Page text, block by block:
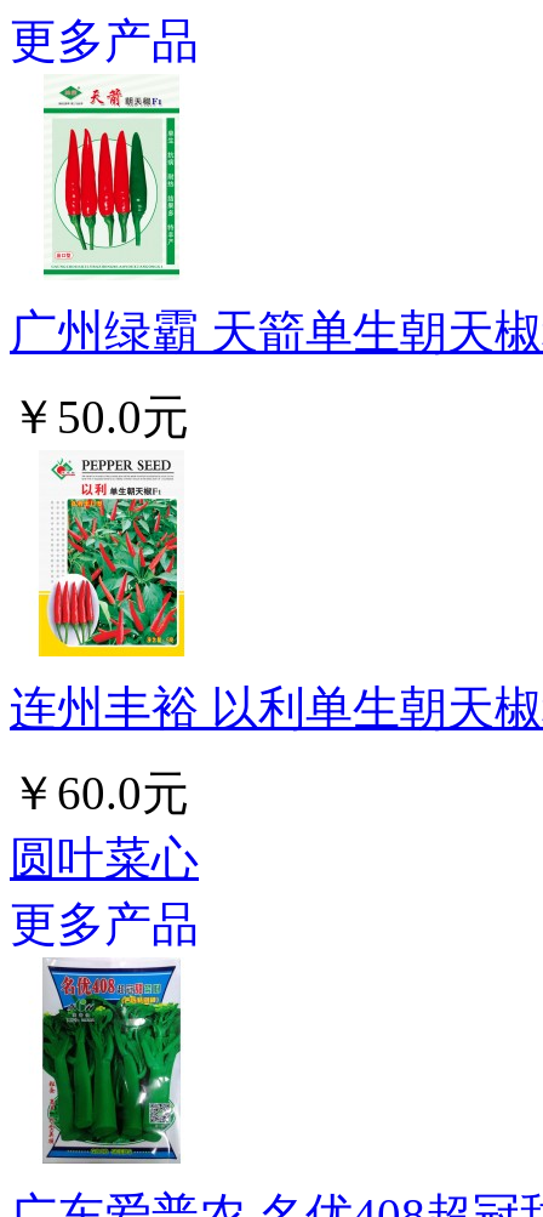
更多产品
广州绿霸 天箭单生朝天
￥50.0元
连州丰裕 以利单生朝天
￥60.0元
圆叶菜心
更多产品